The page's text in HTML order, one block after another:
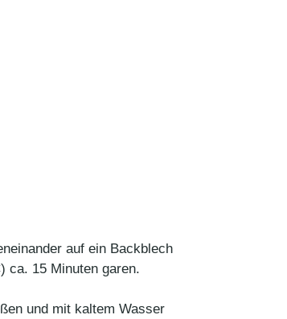
auf ein Backblech
ca. 15 Minuten garen.
und mit kaltem Wasser